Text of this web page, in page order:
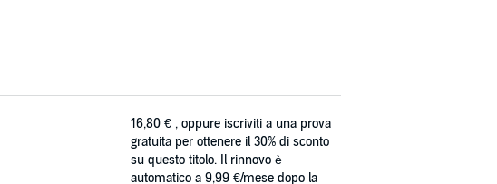
16,80 € , oppure iscriviti a una prova
gratuita per ottenere il 30% di sconto
su questo titolo. Il rinnovo è
automatico a 9,99 €/mese dopo la